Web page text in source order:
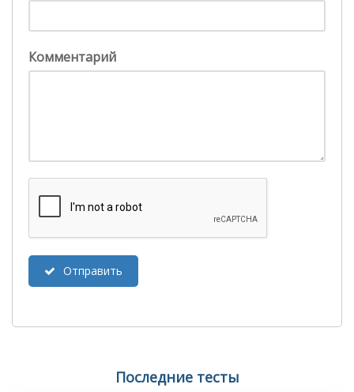
Комментарий
Отправить
Последние тесты